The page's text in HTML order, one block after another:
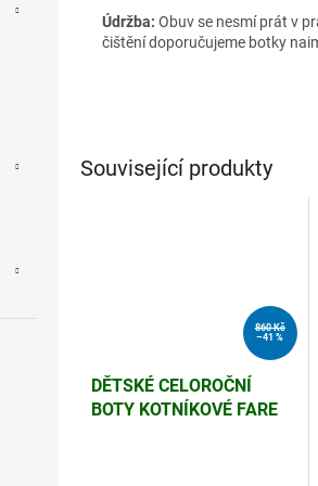
Údržba: Obuv se nesmí prát v
čištění doporučujeme botky
Související produkty
860 Kč
–41 %
DĚTSKÉ CELOROČNÍ
BOTY KOTNÍKOVÉ FARE